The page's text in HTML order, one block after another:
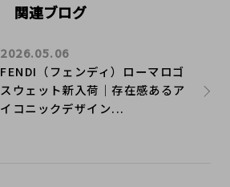
関連ブログ
FENDI（フェンディ）ローマロゴ
スウェット新入荷｜存在感あるア
イコニックデザイン...
2026.05.06